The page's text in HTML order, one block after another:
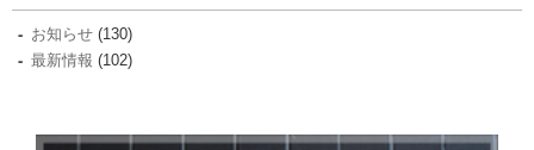
お知らせ (130)
最新情報 (102)